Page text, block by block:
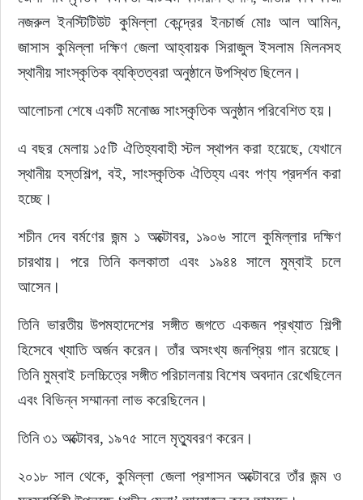
নজরুল ইনস্টিটিউট কুমিল্লা কেন্দ্রের ইনচার্জ মোঃ আল আমিন,
জাসাস কুমিল্লা দক্ষিণ জেলা আহ্বায়ক সিরাজুল ইসলাম মিলনসহ
স্থানীয় সাংস্কৃতিক ব্যক্তিত্বরা অনুষ্ঠানে উপস্থিত ছিলেন।
আলোচনা শেষে একটি মনোজ্ঞ সাংস্কৃতিক অনুষ্ঠান পরিবেশিত হয়।
এ বছর মেলায় ১৫টি ঐতিহ্যবাহী স্টল স্থাপন করা হয়েছে, যেখানে
স্থানীয় হস্তশিল্প, বই, সাংস্কৃতিক ঐতিহ্য এবং পণ্য প্রদর্শন করা
হচ্ছে।
শচীন দেব বর্মণের জন্ম ১ অক্টোবর, ১৯০৬ সালে কুমিল্লার দক্ষিণ
চারথায়। পরে তিনি কলকাতা এবং ১৯৪৪ সালে মুম্বাই চলে
আসেন।
তিনি ভারতীয় উপমহাদেশের সঙ্গীত জগতে একজন প্রখ্যাত শিল্পী
হিসেবে খ্যাতি অর্জন করেন। তাঁর অসংখ্য জনপ্রিয় গান রয়েছে।
তিনি মুম্বাই চলচ্চিত্রে সঙ্গীত পরিচালনায় বিশেষ অবদান রেখেছিলেন
এবং বিভিন্ন সম্মাননা লাভ করেছিলেন।
তিনি ৩১ অক্টোবর, ১৯৭৫ সালে মৃত্যুবরণ করেন।
২০১৮ সাল থেকে, কুমিল্লা জেলা প্রশাসন অক্টোবরে তাঁর জন্ম ও